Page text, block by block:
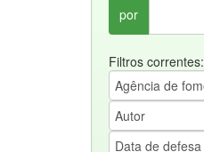
por
Filtros correntes: